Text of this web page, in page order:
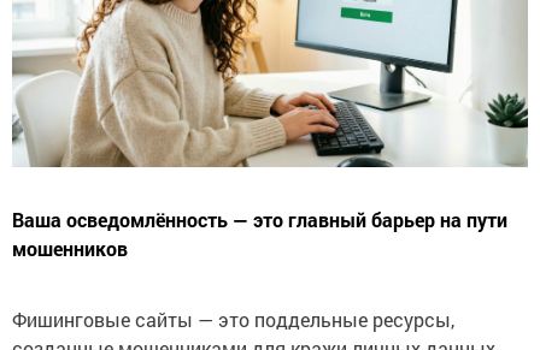
Ваша осведомлённость — это главный барьер на пути
мошенников
Фишинговые сайты — это поддельные ресурсы,